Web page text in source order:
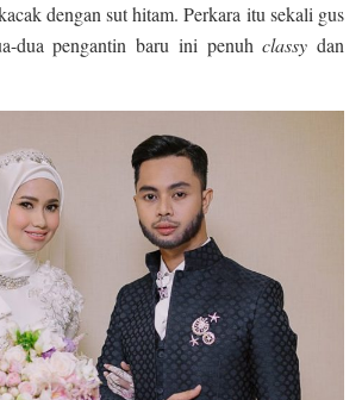
dengan sut hitam. Perkara itu sekali gus
dua pengantin baru ini penuhclassy dan